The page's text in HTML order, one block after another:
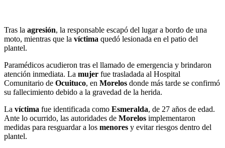
Tras la agresión, la responsable escapó del lugar a bordo de una
moto, mientras que la víctima quedó lesionada en el patio del
plantel.
Paramédicos acudieron tras el llamado de emergencia y brindaron
atención inmediata. La mujer fue trasladada al Hospital
Comunitario de Ocuituco, en Morelos donde más tarde se confirmó
su fallecimiento debido a la gravedad de la herida.
La víctima fue identificada como Esmeralda, de 27 años de edad.
Ante lo ocurrido, las autoridades de Morelos implementaron
medidas para resguardar a los menores y evitar riesgos dentro del
plantel.